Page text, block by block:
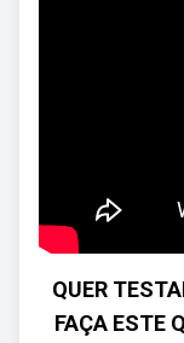
QUER
FAÇA ESTE